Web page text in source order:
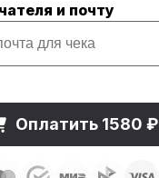
и почту
Оплатить 1580 ₽